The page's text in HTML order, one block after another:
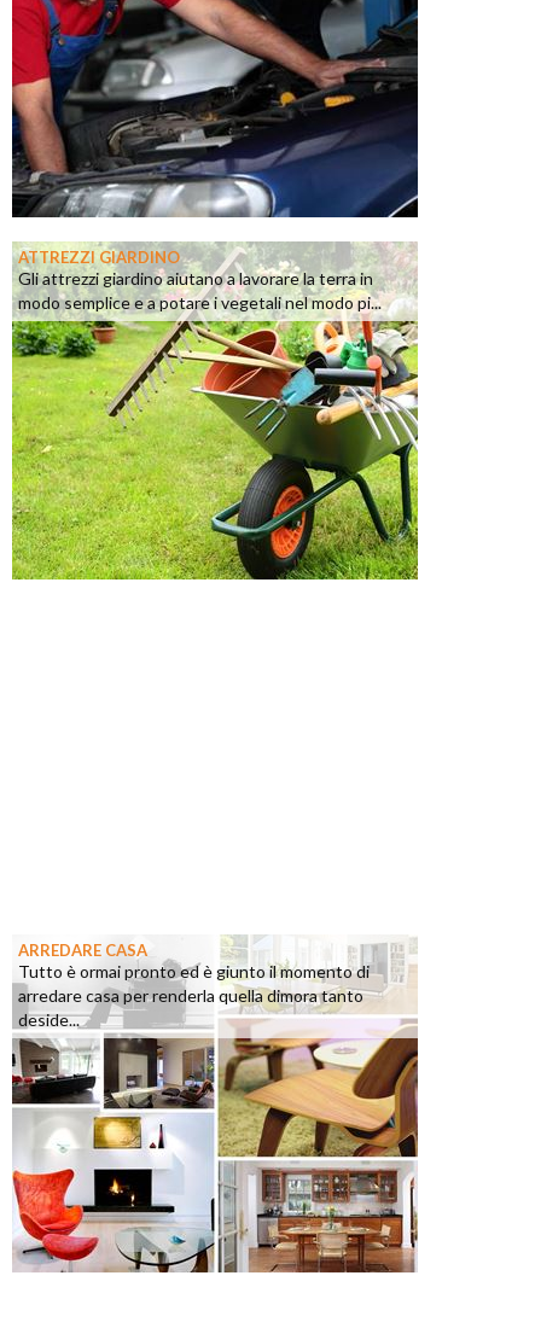
ATTREZZI GIARDINO
Gli attrezzi giardino aiutano a lavorare la terra in
modo semplice e a potare i vegetali nel modo pi...
ARREDARE CASA
Tutto è ormai pronto ed è giunto il momento di
arredare casa per renderla quella dimora tanto
deside...